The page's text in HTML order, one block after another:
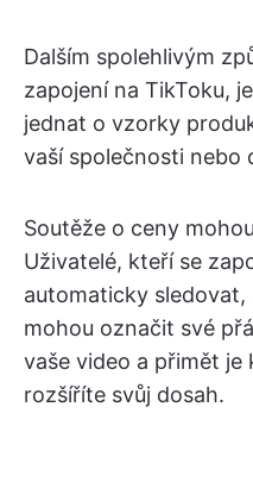
Dalším spolehlivým
zapojení na TikToku,
jednat o vzorky
vaší společnosti nebo
Soutěže o ceny
Uživatelé, kteří se
automaticky sledovat,
mohou označit své
vaše video a přimět je
rozšíříte svůj dosah.